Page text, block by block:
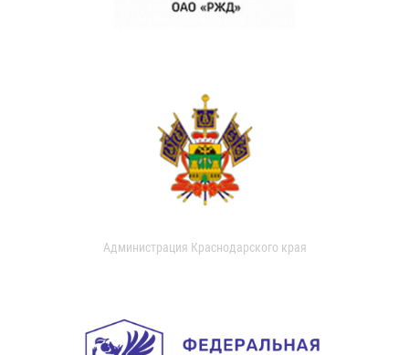
Администрация Краснодарского края